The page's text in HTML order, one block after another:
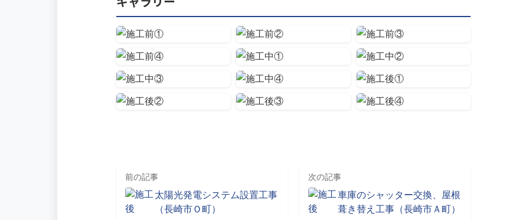
前の記事
太陽光発電システム設置工事
（長崎市Ｏ町）
次の記事
車庫のシャッター交換、屋根
葺き替え工事（長崎市Ａ町）